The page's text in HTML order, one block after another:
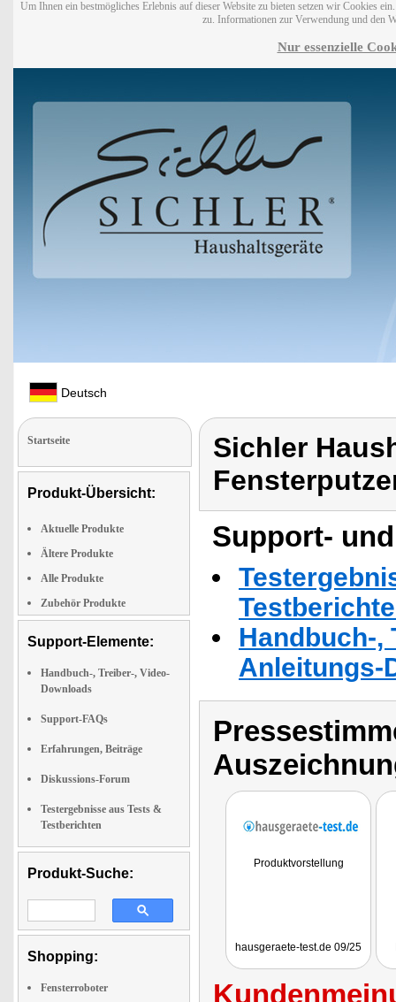
Um Ihnen ein bestmögliches Erlebnis auf dieser Website zu bieten setzen wir Cookies
zu. Informationen zur Verwendung und den
Nur essenzielle
Deutsch
Startseite
Produkt-Übersicht:
Aktuelle Produkte
Ältere Produkte
Alle Produkte
Zubehör Produkte
Support-Elemente:
Handbuch-, Treiber-, Video-
Downloads
Support-FAQs
Erfahrungen, Beiträge
Diskussions-Forum
Testergebnisse aus Tests &
Testberichten
Produkt-Suche:
Shopping:
Fensterroboter
Sichler
Support-
Handbuch-,
Anleitungs-
Produktvorstellung
hausgeraete-test.de 09/25